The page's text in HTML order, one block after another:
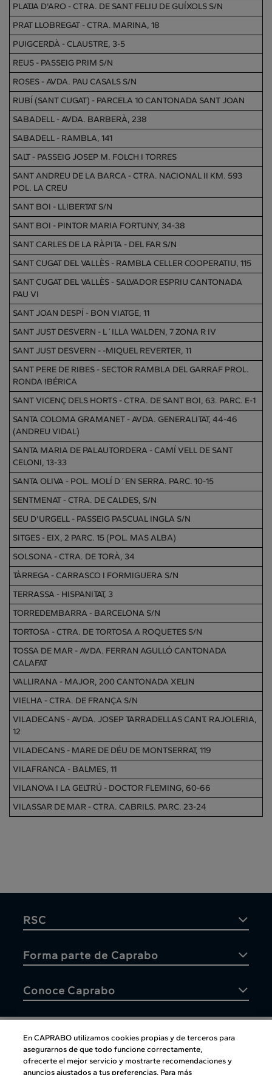
PLATJA D'ARO - CTRA. DE SANT FELIU DE GUÍXOLS S/N
PRAT LLOBREGAT - CTRA. MARINA, 18
PUIGCERDÀ - CLAUSTRE, 3-5
REUS - PASSEIG PRIM S/N
ROSES - AVDA. PAU CASALS S/N
RUBÍ (SANT CUGAT) - PARCELA 10 CANTONADA SANT JOAN
SABADELL - AVDA. BARBERÀ, 238
SABADELL - RAMBLA, 141
SALT - PASSEIG JOSEP M. FOLCH I TORRES
SANT ANDREU DE LA BARCA - CTRA. NACIONAL II KM. 593
POL. LA CREU
SANT BOI - LLIBERTAT S/N
SANT BOI - PINTOR MARIA FORTUNY, 34-38
SANT CARLES DE LA RÀPITA - DEL FAR S/N
SANT CUGAT DEL VALLÈS - RAMBLA CELLER COOPERATIU, 115
SANT CUGAT DEL VALLÈS - SALVADOR ESPRIU CANTONADA
PAU VI
SANT JOAN DESPÍ - BON VIATGE, 11
SANT JUST DESVERN - L´ILLA WALDEN, 7 ZONA R IV
SANT JUST DESVERN - -MIQUEL REVERTER, 11
SANT PERE DE RIBES - SECTOR RAMBLA DEL GARRAF PROL.
RONDA IBÉRICA
SANT VICENÇ DELS HORTS - CTRA. DE SANT BOI, 63. PARC. E-1
SANTA COLOMA GRAMANET - AVDA. GENERALITAT, 44-46
(ANDREU VIDAL)
SANTA MARIA DE PALAUTORDERA - CAMÍ VELL DE SANT
CELONI, 13-33
SANTA OLIVA - POL. MOLÍ D´EN SERRA. PARC. 10-15
SENTMENAT - CTRA. DE CALDES, S/N
SEU D'URGELL - PASSEIG PASCUAL INGLA S/N
SITGES - EIX, 2 PARC. 15 (POL. MAS ALBA)
SOLSONA - CTRA. DE TORÀ, 34
TÀRREGA - CARRASCO I FORMIGUERA S/N
TERRASSA - HISPANITAT, 3
TORREDEMBARRA - BARCELONA S/N
TORTOSA - CTRA. DE TORTOSA A ROQUETES S/N
TOSSA DE MAR - AVDA. FERRAN AGULLÓ CANTONADA
CALAFAT
VALLIRANA - MAJOR, 200 CANTONADA XELIN
VIELHA - CTRA. DE FRANÇA S/N
VILADECANS - AVDA. JOSEP TARRADELLAS CANT. RAJOLERIA,
12
VILADECANS - MARE DE DÉU DE MONTSERRAT, 119
VILAFRANCA - BALMES, 11
VILANOVA I LA GELTRÚ - DOCTOR FLEMING, 60-66
VILASSAR DE MAR - CTRA. CABRILS. PARC. 23-24
RSC
Forma parte de Caprabo
Conoce Caprabo
Atención al cliente
En CAPRABO utilizamos cookies propias y de terceros para
asegurarnos de que todo funcione correctamente,
ofrecerte el mejor servicio y mostrarte recomendaciones y
anuncios ajustados a tus preferencias. Para más